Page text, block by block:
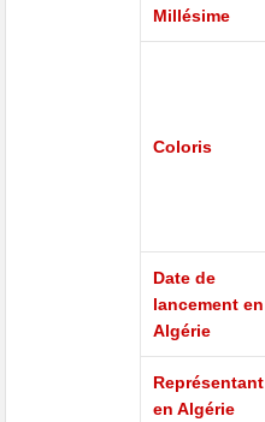
Millésime
Coloris
Date de
lancement en
Algérie
Représentant
en Algérie